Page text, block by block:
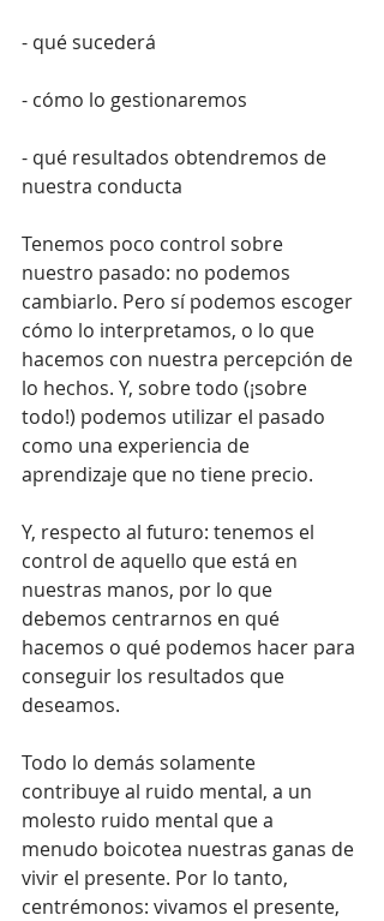
- qué sucederá
- cómo lo gestionaremos
- qué resultados obtendremos de
nuestra conducta
Tenemos poco control sobre
nuestro pasado: no podemos
cambiarlo. Pero sí podemos escoger
cómo lo interpretamos, o lo que
hacemos con nuestra percepción de
lo hechos. Y, sobre todo (¡sobre
todo!) podemos utilizar el pasado
como una experiencia de
aprendizaje que no tiene precio.
Y, respecto al futuro: tenemos el
control de aquello que está en
nuestras manos, por lo que
debemos centrarnos en qué
hacemos o qué podemos hacer para
conseguir los resultados que
deseamos.
Todo lo demás solamente
contribuye al ruido mental, a un
molesto ruido mental que a
menudo boicotea nuestras ganas de
vivir el presente. Por lo tanto,
centrémonos: vivamos el presente,